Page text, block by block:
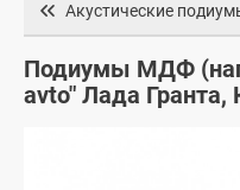
Акустические
Подиумы МДФ
avto" Лада Гранта,